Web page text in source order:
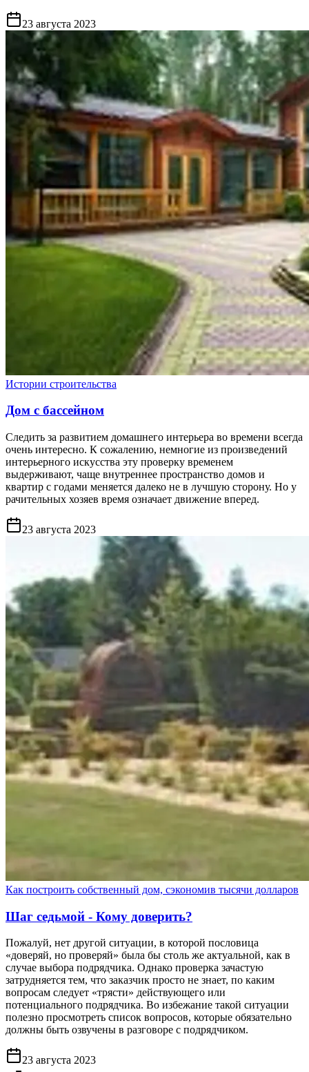
23 августа 2023
Истории строительства
Дом с бассейном
Следить за развитием домашнего интерьера во времени всегда
очень интересно. К сожалению, немногие из произведений
интерьерного искусства эту проверку временем
выдерживают, чаще внутреннее пространство домов и
квартир с годами меняется далеко не в лучшую сторону. Но у
рачительных хозяев время означает движение вперед.
23 августа 2023
Как построить собственный дом, сэкономив тысячи долларов
Шаг седьмой - Кому доверить?
Пожалуй, нет другой ситуации, в которой пословица
«доверяй, но проверяй» была бы столь же актуальной, как в
случае выбора подрядчика. Однако проверка зачастую
затрудняется тем, что заказчик просто не знает, по каким
вопросам следует «трясти» действующего или
потенциального подрядчика. Во избежание такой ситуации
полезно просмотреть список вопросов, которые обязательно
должны быть озвучены в разговоре с подрядчиком.
23 августа 2023